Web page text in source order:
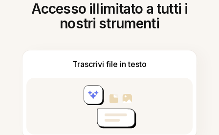
Accesso illimitato a tutti i
nostri strumenti
Trascrivi file in testo